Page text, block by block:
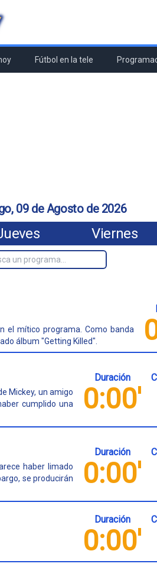
Fútbol en la tele
09 de Agosto de 2026
Viernes
el mítico programa. Como banda
álbum "Getting Killed".
Mickey, un amigo
cumplido una
Duración
0:00'
haber limado
se producirán
Duración
0:00'
Duración
0:00'